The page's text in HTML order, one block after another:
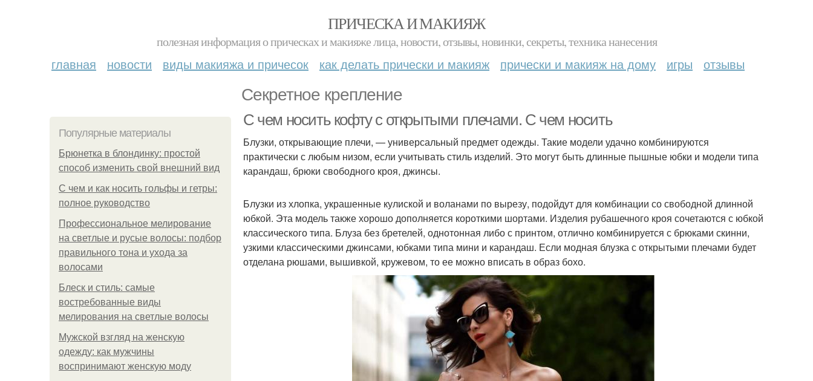
ПРИЧЕСКА И МАКИЯЖ
полезная информация о прическах и макияже лица, новости, отзывы, новинки, секреты, техника нанесения
главная новости виды макияжа и причесок как делать прически и макияж прически и макияж на дому игры отзывы
Секретное крепление
Популярные материалы
Брюнетка в блондинку: простой
способ изменить свой внешний вид
С чем и как носить гольфы и гетры:
полное руководство
Профессиональное мелирование
на светлые и русые волосы: подбор
правильного тона и ухода за
волосами
Блеск и стиль: самые
востребованные виды
мелирования на светлые волосы
Мужской взгляд на женскую
одежду: как мужчины
воспринимают женскую моду
С чем носить кофту с открытыми плечами. С чем носить
Блузки, открывающие плечи, — универсальный предмет одежды. Такие модели удачно комбинируются
практически с любым низом, если учитывать стиль изделий. Это могут быть длинные пышные юбки и модели типа
карандаш, брюки свободного кроя, джинсы.
Блузки из хлопка, украшенные кулиской и воланами по вырезу, подойдут для комбинации со свободной длинной
юбкой. Эта модель также хорошо дополняется короткими шортами. Изделия рубашечного кроя сочетаются с юбкой
классического типа. Блуза без бретелей, однотонная либо с принтом, отлично комбинируется с брюками скинни,
узкими классическими джинсами, юбками типа мини и карандаш. Если модная блузка с открытыми плечами будет
отделана рюшами, вышивкой, кружевом, то ее можно вписать в образ бохо.